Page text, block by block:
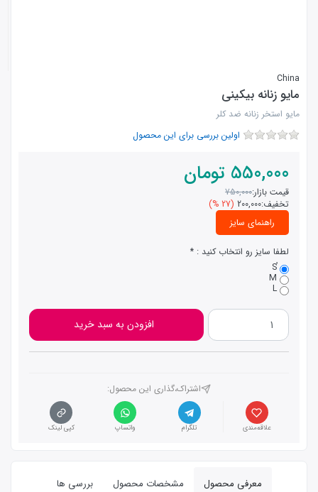
China
مایو زنانه بیکینی
مایو استخر زنانه ضد کلر
اولین بررسی برای این محصول
550,000 تومان
قیمت بازار:750,000
تخفیف:200,000
(27 %)
راهنمای سایز
لطفا سایز رو انتخاب کنید :
ُS
M
L
افزودن به سبد خرید
اشتراک،گذاری این محصول‌:
علاقه‌مندی تلگرام واتساپ کپی لینک
معرفی محصول مشخصات محصول بررسی ها